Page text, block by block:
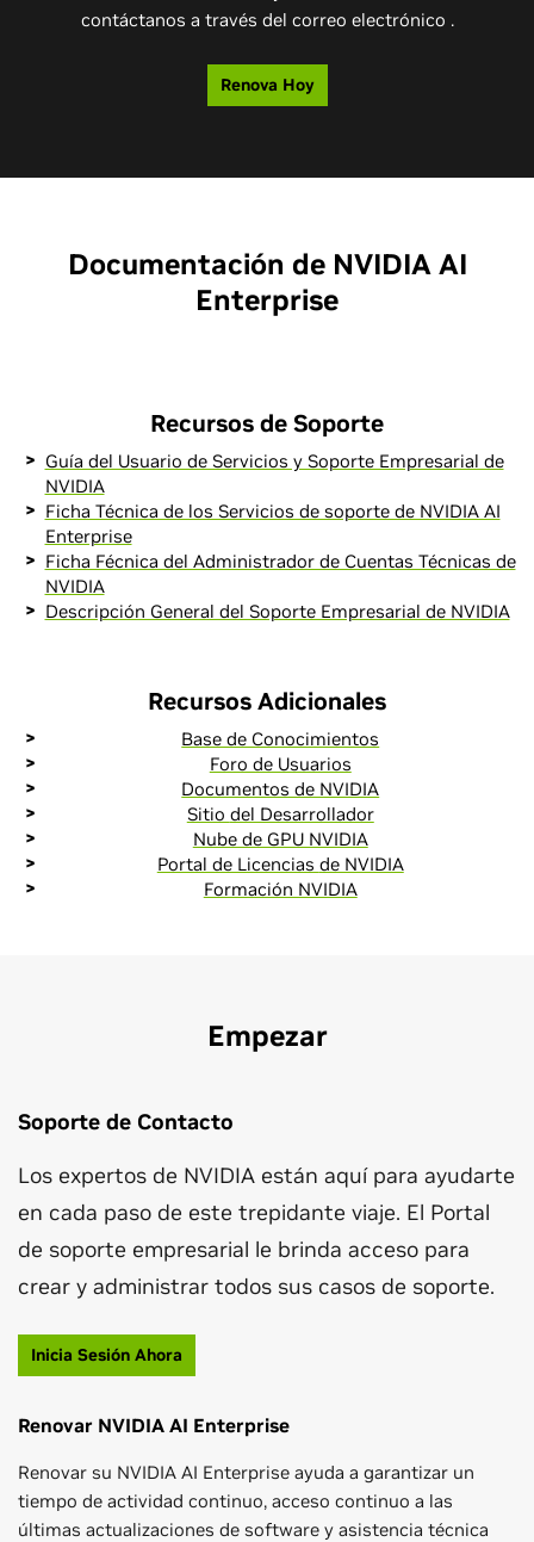
contáctanos a través del correo electrónico .
Renova Hoy
Documentación de NVIDIA AI
Enterprise
Recursos de Soporte
Guía del Usuario de Servicios y Soporte Empresarial de
NVIDIA
Ficha Técnica de los Servicios de soporte de NVIDIA AI
Enterprise
Ficha Fécnica del Administrador de Cuentas Técnicas de
NVIDIA
Descripción General del Soporte Empresarial de NVIDIA
Recursos Adicionales
Base de Conocimientos
Foro de Usuarios
Documentos de NVIDIA
Sitio del Desarrollador
Nube de GPU NVIDIA
Portal de Licencias de NVIDIA
Formación NVIDIA
Empezar
Soporte de Contacto
Los expertos de NVIDIA están aquí para ayudarte
en cada paso de este trepidante viaje. El Portal
de soporte empresarial le brinda acceso para
crear y administrar todos sus casos de soporte.
Inicia Sesión Ahora
Renovar NVIDIA AI Enterprise
Renovar su NVIDIA AI Enterprise ayuda a garantizar un
tiempo de actividad continuo, acceso continuo a las
últimas actualizaciones de software y asistencia técnica